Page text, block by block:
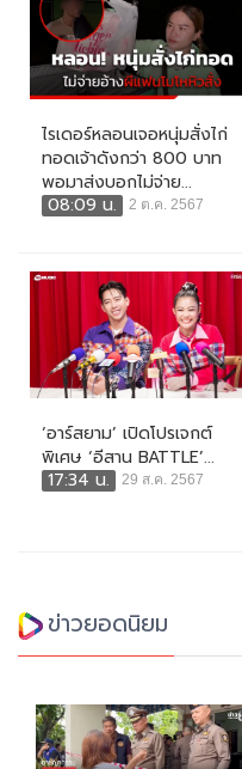
ไรเดอร์หลอนเจอหนุ่มสั่งไก่
ทอดเจ้าดังกว่า 800 บาท
พอมาส่งบอกไม่จ่าย...
08:09 น.
2 ต.ค. 2567
‘อาร์สยาม’ เปิดโปรเจกต์
พิเศษ ‘อีสาน BATTLE’...
17:34 น.
29 ส.ค. 2567
ข่าวยอดนิยม